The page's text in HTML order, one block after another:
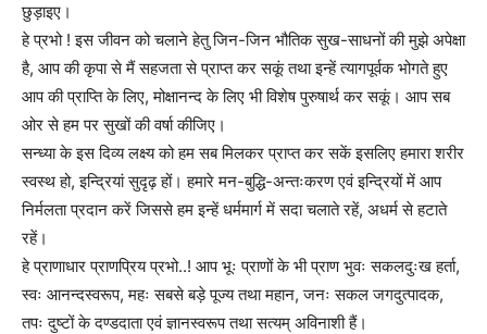
छुड़ाइए।
हे प्रभो ! इस जीवन को चलाने हेतु जिन-जिन भौतिक सुख-साधनों की मुझे अपेक्षा
है, आप की कृपा से मैं सहजता से प्राप्त कर सकूं तथा इन्हें त्यागपूर्वक भोगते हुए
आप की प्राप्ति के लिए, मोक्षानन्द के लिए भी विशेष पुरुषार्थ कर सकूं। आप सब
ओर से हम पर सुखों की वर्षा कीजिए।
सन्ध्या के इस दिव्य लक्ष्य को हम सब मिलकर प्राप्त कर सकें इसलिए हमारा शरीर
स्वस्थ हो, इन्द्रियां सुदृढ़ हों। हमारे मन-बुद्धि-अन्तःकरण एवं इन्द्रियों में आप
निर्मलता प्रदान करें जिससे हम इन्हें धर्ममार्ग में सदा चलाते रहें, अधर्म से हटाते
रहें।
हे प्राणाधार प्राणप्रिय प्रभो..! आप भूः प्राणों के भी प्राण भुवः सकलदुःख हर्ता,
स्वः आनन्दस्वरूप, महः सबसे बड़े पूज्य तथा महान, जनः सकल जगदुत्पादक,
तपः दुष्टों के दण्डदाता एवं ज्ञानस्वरूप तथा सत्यम् अविनाशी हैं।